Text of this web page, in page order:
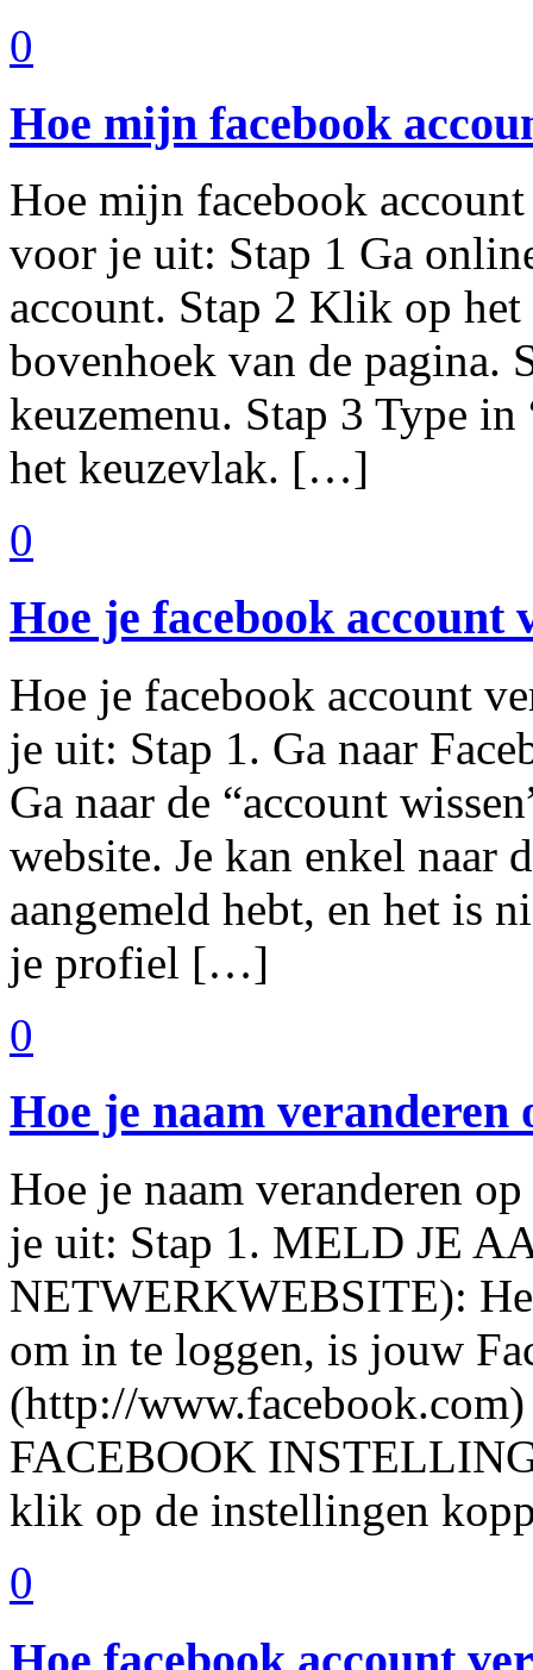
0
Hoe mijn facebook
Hoe mijn facebook
voor je uit: Stap 1 Ga
account. Stap 2 Klik op
bovenhoek van de pagina.
keuzemenu. Stap 3 Type
het keuzevlak. […]
0
Hoe je facebook account
Hoe je facebook account
je uit: Stap 1. Ga naar
Ga naar de “account
website. Je kan enkel naar
aangemeld hebt, en het is
je profiel […]
0
Hoe je naam veranderen
Hoe je naam veranderen
je uit: Stap 1. MELD JE
NETWERKWEBSITE):
om in te loggen, is jouw
(http://
FACEBOOK
klik op de instellingen
0